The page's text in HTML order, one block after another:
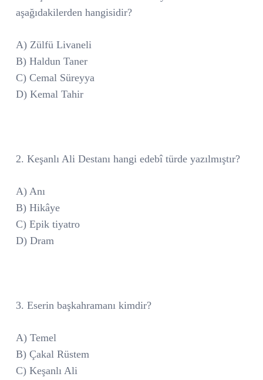
aşağıdakilerden hangisidir?
A) Zülfü Livaneli
B) Haldun Taner
C) Cemal Süreyya
D) Kemal Tahir
2. Keşanlı Ali Destanı hangi edebî türde yazılmıştır?
A) Anı
B) Hikâye
C) Epik tiyatro
D) Dram
3. Eserin başkahramanı kimdir?
A) Temel
B) Çakal Rüstem
C) Keşanlı Ali